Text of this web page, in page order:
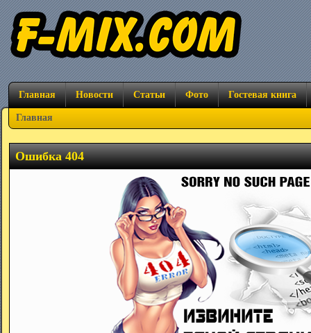
Главная Новости Статьи Фото Гостевая книга
Главная
Ошибка 404